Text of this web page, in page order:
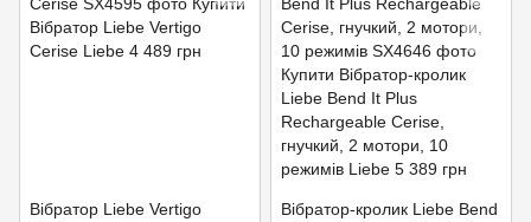
Вібратор Liebe Vertigo
Вібратор-кролик Liebe Bend